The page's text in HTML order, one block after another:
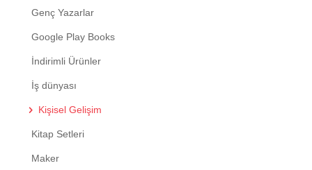
Genç Yazarlar
Google Play Books
İndirimli Ürünler
İş dünyası
Kişisel Gelişim
Kitap Setleri
Maker